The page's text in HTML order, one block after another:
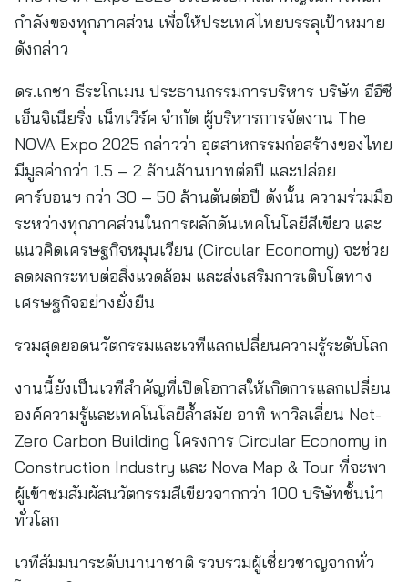
กำลังของทุกภาคส่วน เพื่อให้ประเทศไทยบรรลุเป้าหมาย
ดังกล่าว
ดร.เกชา ธีระโกเมน ประธานกรรมการบริหาร บริษัท อีอีซี
เอ็นจิเนียริ่ง เน็ทเวิร์ค จำกัด ผู้บริหารการจัดงาน The
NOVA Expo 2025 กล่าวว่า อุตสาหกรรมก่อสร้างของไทย
มีมูลค่ากว่า 1.5 – 2 ล้านล้านบาทต่อปี และปล่อย
คาร์บอนฯ กว่า 30 – 50 ล้านตันต่อปี ดังนั้น ความร่วมมือ
ระหว่างทุกภาคส่วนในการผลักดันเทคโนโลยีสีเขียว และ
แนวคิดเศรษฐกิจหมุนเวียน (Circular Economy) จะช่วย
ลดผลกระทบต่อสิ่งแวดล้อม และส่งเสริมการเติบโตทาง
เศรษฐกิจอย่างยั่งยืน
รวมสุดยอดนวัตกรรมและเวทีแลกเปลี่ยนความรู้ระดับโลก
งานนี้ยังเป็นเวทีสำคัญที่เปิดโอกาสให้เกิดการแลกเปลี่ยน
องค์ความรู้และเทคโนโลยีล้ำสมัย อาทิ พาวิลเลี่ยน Net-
Zero Carbon Building โครงการ Circular Economy in
Construction Industry และ Nova Map & Tour ที่จะพา
ผู้เข้าชมสัมผัสนวัตกรรมสีเขียวจากกว่า 100 บริษัทชั้นนำ
ทั่วโลก
เวทีสัมมนาระดับนานาชาติ รวบรวมผู้เชี่ยวชาญจากทั่ว